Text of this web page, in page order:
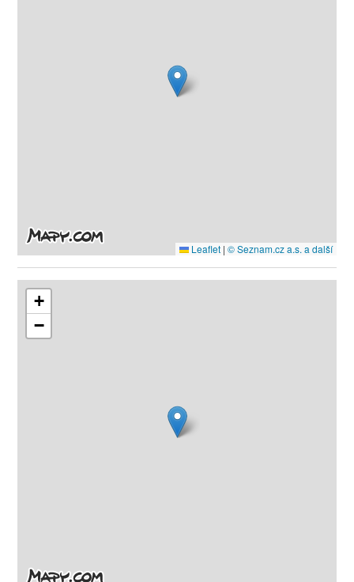
Leaflet | © Seznam.cz a.s. a další
+
−